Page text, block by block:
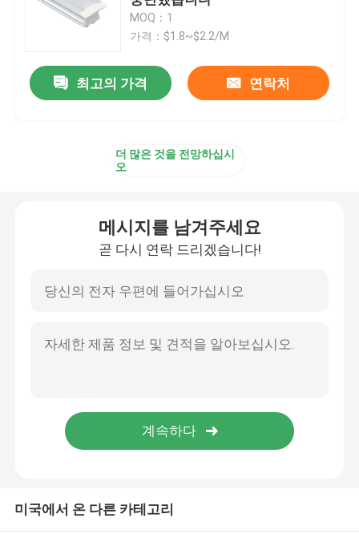
현명한 주도하는 스트립 라이트
코너는 프로필을 이끌었습니다
주도하는 선형 광
COB는 스트립을 이끌었습니다
SMD는 스트립을 이끌었습니다
LED 실리콘 튜브
MOQ：1
가격：$1.8~$2.2/M
최고의 가격 연락처
더 많은 것을 전망하십시
오
메시지를 남겨주세요
곧 다시 연락 드리겠습니다!
미국에서 온 다른 카테고리